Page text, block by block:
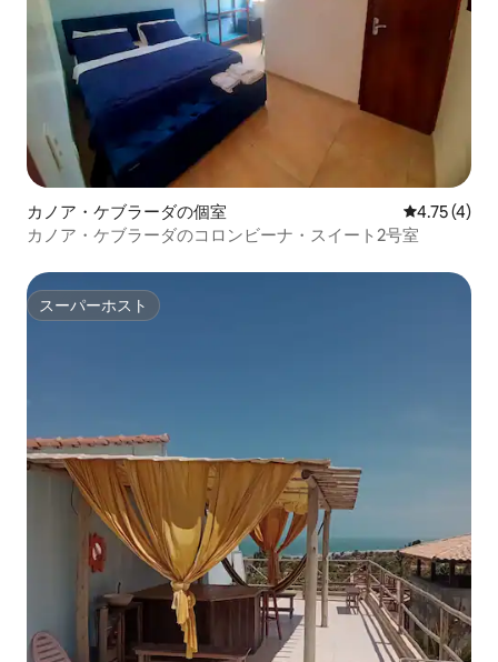
カノア・ケブラーダの個室 レビュー4
4.75 (4)
カノア・ケブラーダのコロンビーナ・スイート2号室
スーパーホスト
スーパーホスト